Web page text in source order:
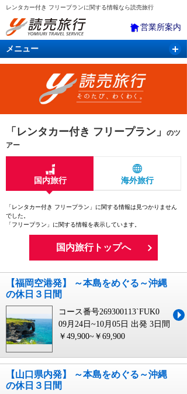
レンタカー付き フリープランに関する情報なら読売旅行
営業所案内
メニュー
国内旅行 バスツアー 海外旅行
「レンタカー付き フリープラン」
のツ
アー
国内旅行 海外旅行
「レンタカー付き フリープラン」に関する情報は見つかりません
でした。
「フリープラン」に関する情報を表示しています。
国内旅行トップへ
【福岡空港発】 ～本島をめぐる～沖縄
の休日３日間
コース番号269300113`FUK0
09月24日~10月05日 出発 3日間
￥49,900~￥69,900
【山口県内発】 ～本島をめぐる～沖縄
の休日３日間